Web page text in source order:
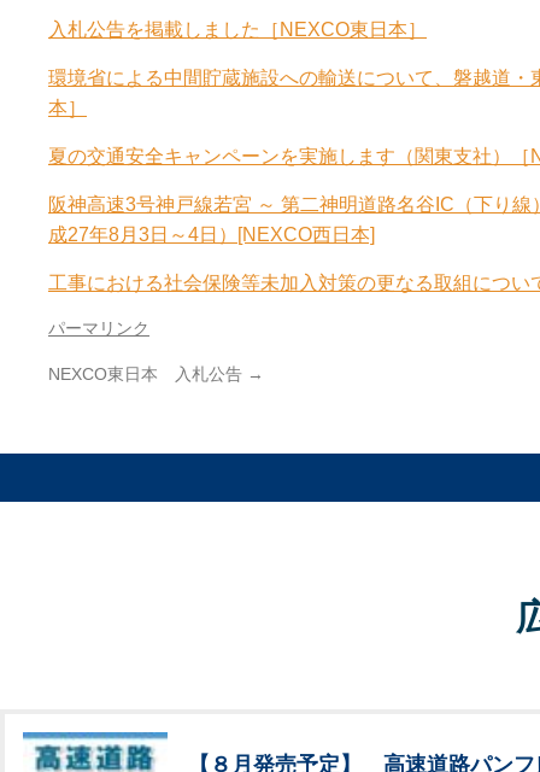
入札公告を掲載しました［NEXCO東日本］
環境省による中間貯蔵施設への輸送について、磐越道
本］
夏の交通安全キャンペーンを実施します（関東支社）［
阪神高速3号神戸線若宮 ～ 第二神明道路名谷IC（下り
成27年8月3日～4日）[NEXCO西日本]
工事における社会保険等未加入対策の更なる取組につい
パーマリンク
NEXCO東日本 入札公告 →
【８月発売予定】 高速道路パンフ